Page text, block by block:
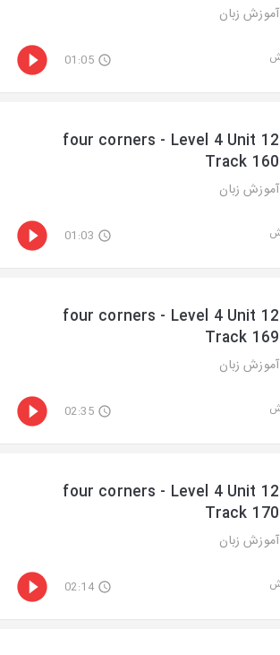
آموزش زبان
01:05
four corners - Level 4 Unit 12
Track 160
آموزش زبان
01:03
four corners - Level 4 Unit 12
Track 169
آموزش زبان
02:35
four corners - Level 4 Unit 12
Track 170
آموزش زبان
02:14